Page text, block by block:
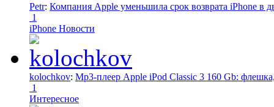
Petr: Компания Apple уменьшила срок возврата iPhone в
1
iPhone Новости
kolochkov: Mp3-плеер Apple iPod Classic 3 160 Gb:
1
Интересное